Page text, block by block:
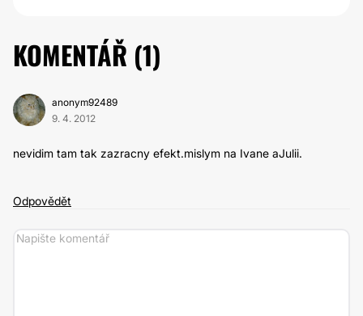
KOMENTÁŘ (1)
anonym92489
9. 4. 2012
nevidim tam tak zazracny efekt.mislym na Ivane aJulii.
Odpovědět